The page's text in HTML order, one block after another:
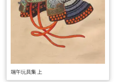
端午玩具集 上